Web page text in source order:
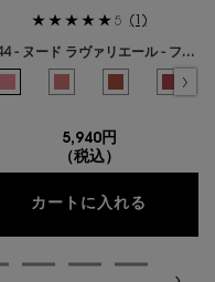
、2/19
ニ クラッチ、3/19
クチュール ミニ クラッチ、4/19
〉 のカラー クチュール ミニ ク
ウィスパー のカラー クチュール
グロウ のカラー クチュール ミ
- スポンティーニ リリー のカラ
700 - オーバー ノアール の
710 - オーバー ブ
選択済み
720 - キャ
ニ クラッチ
5 (1)
44 - ヌード ラヴァリエール - フレンチモードなミルキーピンク -
色を選択してください
{1} の場合
44 - ヌード ラヴァリエール - フ
1 - アンドレスド ピンク
610 - ヌード チ
選択済
530 -
5,940円
（税込）
カートに入れる